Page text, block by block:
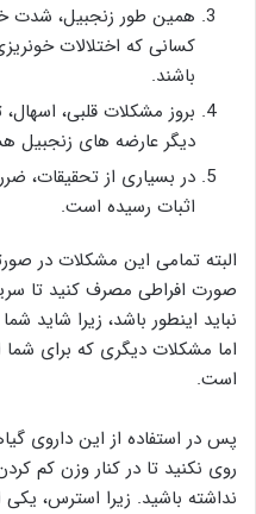
همین طور زنجبیل، شدت
کسانی که اختلالات
باشند.
بروز مشکلات قلبی، اسهال،
دیگر عارضه های زنجبیل
در بسیاری از تحقیقات،
اثبات رسیده است.
البته تمامی این مشکلات در
صورت افراطی مصرف کنید تا
نباید اینطور باشد، زیرا شاید
اما مشکلات دیگری که برای
است.
پس در استفاده از این داروی
روی نکنید تا در کنار وزن کم
نداشته باشید. زیرا استرس،